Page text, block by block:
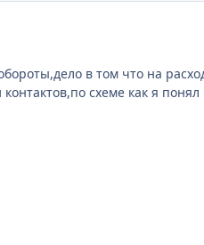
в том что на
схеме как я понял